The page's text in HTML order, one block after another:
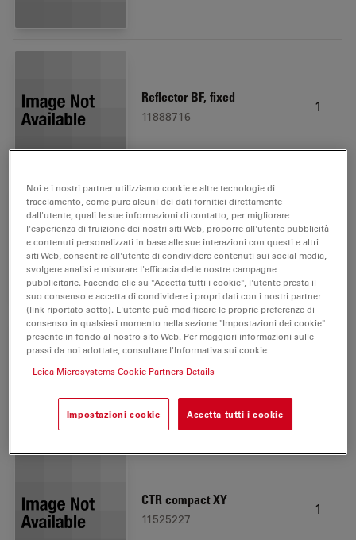
Reflector BF, fixed
11888716
1
Smart Move l²C
11525232
1
Reflector DF
CTR compact XY
11525227
1
Noi e i nostri partner utilizziamo cookie e altre tecnologie di
tracciamento, come pure alcuni dei dati fornitici direttamente
dall'utente, quali le sue informazioni di contatto, per migliorare
l'esperienza di fruizione dei nostri siti Web, proporre all'utente pubblicità
e contenuti personalizzati in base alle sue interazioni con questi e altri
siti Web, consentire all'utente di condividere contenuti sui social media,
svolgere analisi e misurare l'efficacia delle nostre campagne
pubblicitarie. Facendo clic su "Accetta tutti i cookie", l'utente presta il
suo consenso e accetta di condividere i propri dati con i nostri partner
(link riportato sotto). L'utente può modificare le proprie preferenze di
consenso in qualsiasi momento nella sezione "Impostazioni dei cookie"
presente in fondo al nostro sito Web. Per maggiori informazioni sulle
prassi da noi adottate, consultare l'Informativa sui cookie
Leica Microsystems Cookie Partners Details
Impostazioni cookie Accetta tutti i cookie